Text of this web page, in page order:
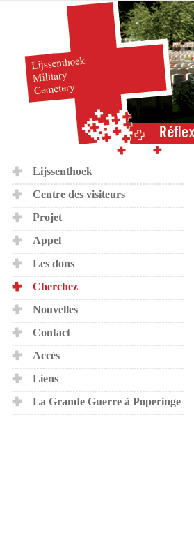
Lijssenthoek
Centre des visiteurs
Projet
Appel
Les dons
Cherchez
Nouvelles
Contact
Accès
Liens
La Grande Guerre à Poperinge